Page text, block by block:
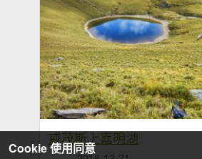
戒茂斯上嘉明湖
Cookie 使用同意